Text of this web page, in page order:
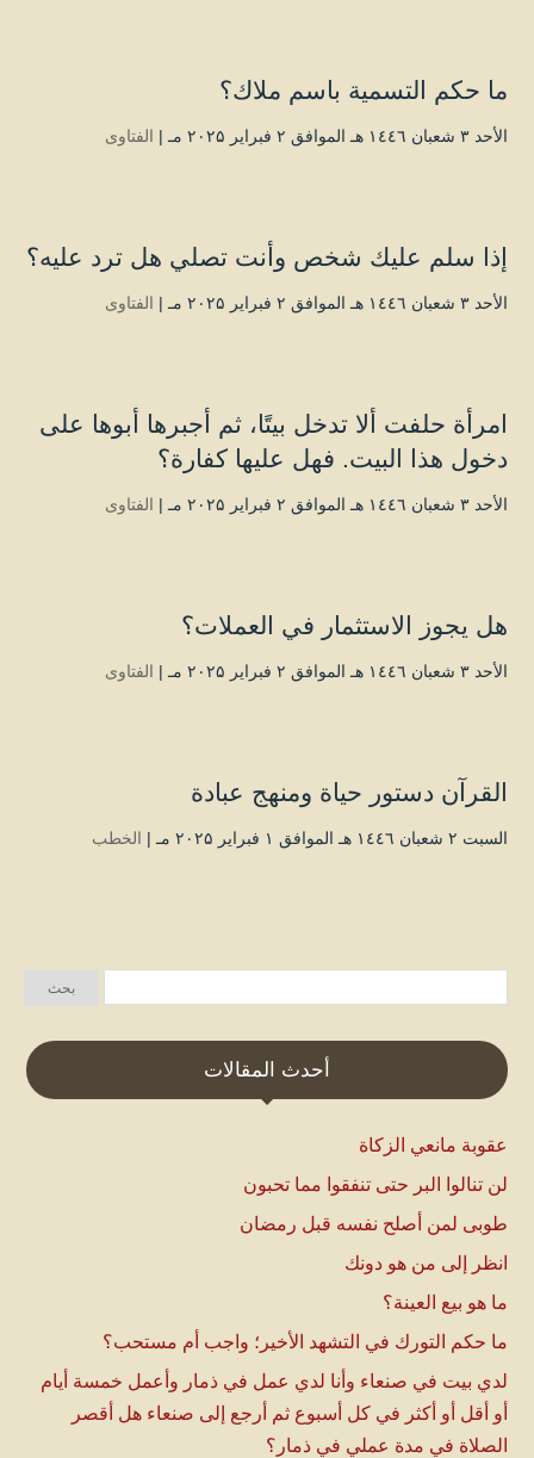
ما حكم التسمية باسم ملاك؟
الأحد ۳ شعبان ۱٤٤٦ هـ الموافق ۲ فبراير ۲۰۲۵ مـ | الفتاوى
إذا سلم عليك شخص وأنت تصلي هل ترد عليه؟
الأحد ۳ شعبان ۱٤٤٦ هـ الموافق ۲ فبراير ۲۰۲۵ مـ | الفتاوى
امرأة حلفت ألا تدخل بيتًا، ثم أجبرها أبوها على
دخول هذا البيت. فهل عليها كفارة؟
الأحد ۳ شعبان ۱٤٤٦ هـ الموافق ۲ فبراير ۲۰۲۵ مـ | الفتاوى
هل يجوز الاستثمار في العملات؟
الأحد ۳ شعبان ۱٤٤٦ هـ الموافق ۲ فبراير ۲۰۲۵ مـ | الفتاوى
القرآن دستور حياة ومنهج عبادة
السبت ۲ شعبان ۱٤٤٦ هـ الموافق ۱ فبراير ۲۰۲۵ مـ | الخطب
أحدث المقالات
عقوبة مانعي الزكاة
لن تنالوا البر حتى تنفقوا مما تحبون
طوبى لمن أصلح نفسه قبل رمضان
انظر إلى من هو دونك
ما هو بيع العينة؟
ما حكم التورك في التشهد الأخير؛ واجب أم مستحب؟
لدي بيت في صنعاء وأنا لدي عمل في ذمار وأعمل خمسة أيام
أو أقل أو أكثر في كل أسبوع ثم أرجع إلى صنعاء هل أقصر
الصلاة في مدة عملي في ذمار؟